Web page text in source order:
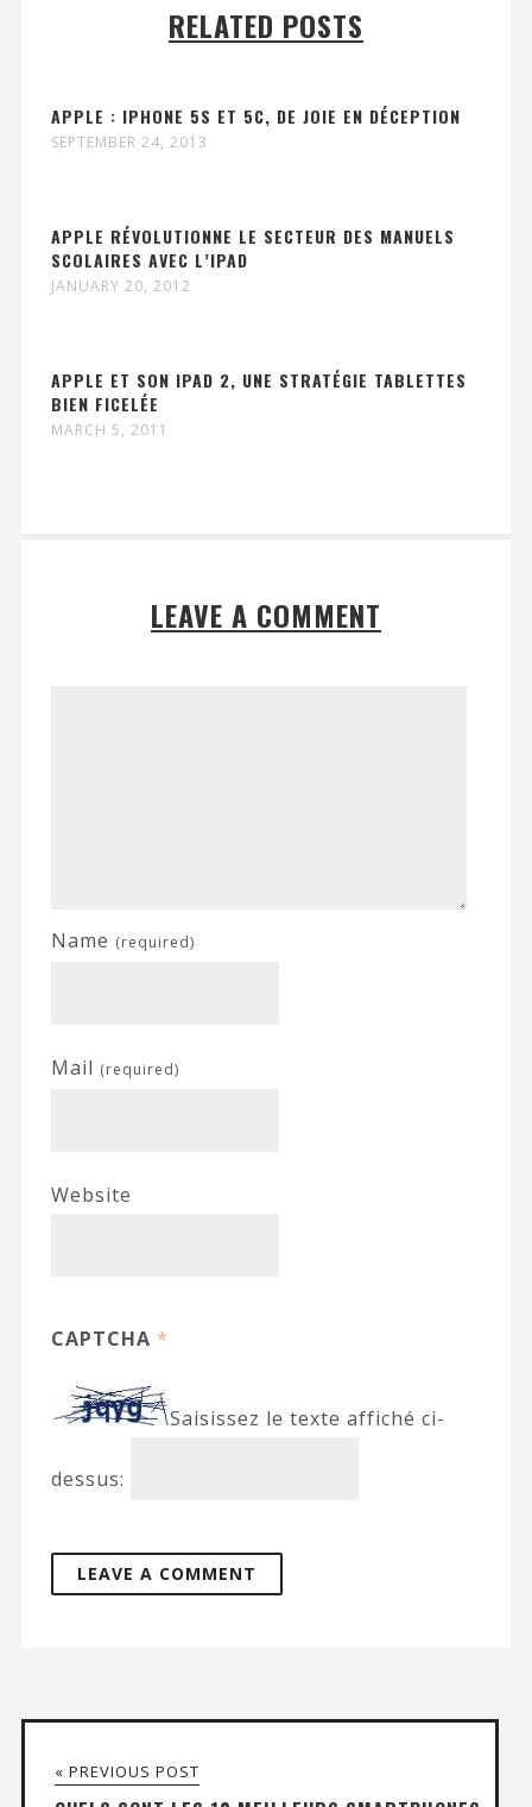
RELATED POSTS
APPLE : IPHONE 5S ET 5C, DE JOIE EN DÉCEPTION
SEPTEMBER 24, 2013
APPLE RÉVOLUTIONNE LE SECTEUR DES MANUELS
SCOLAIRES AVEC L’IPAD
JANUARY 20, 2012
APPLE ET SON IPAD 2, UNE STRATÉGIE TABLETTES
BIEN FICELÉE
MARCH 5, 2011
LEAVE A COMMENT
Name (required)
Mail (required)
Website
CAPTCHA *
Saisissez le texte affiché ci-
dessus:
« PREVIOUS POST